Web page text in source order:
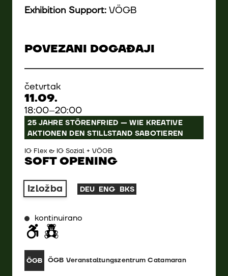
Exhibition Support: VÖGB
POVEZANI DOGAĐAJI
četvrtak
11.09.
18:00–20:00
25 JAHRE STÖRENFRIED — WIE KREATIVE
AKTIONEN DEN STILLSTAND SABOTIEREN
IG Flex & IG Sozial + VÖGB
SOFT OPENING
Izložba DEU ENG BKS
kontinuirano
ÖGB ÖGB Veranstaltungszentrum Catamaran